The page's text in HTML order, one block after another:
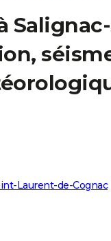
Laurent-de-Cognac